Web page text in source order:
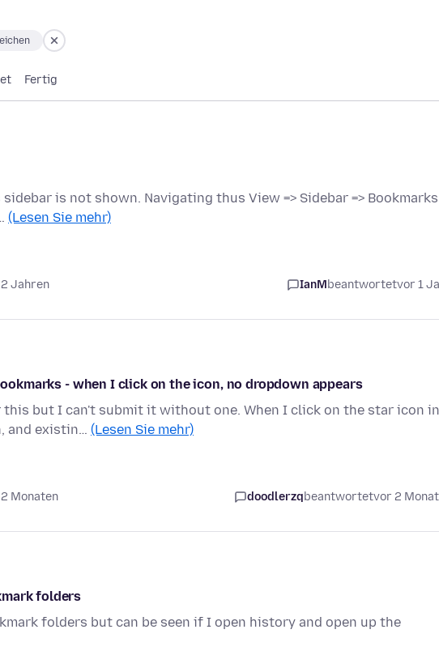
Fertig
is not shown. Navigating thus View => Sidebar =>
(Lesen Sie mehr)
Jahren IanMbeantwortetvor 1
- when I click on the icon, no dropdown appears
but I can't submit it without one. When I click on the star icon in
and existin… (Lesen Sie mehr)
Monaten doodlerzqbeantwortetvor 2
folders
folders but can be seen if I open history and open up the